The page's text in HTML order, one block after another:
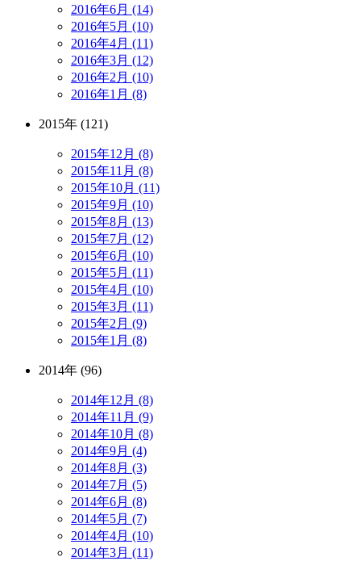
2016年6月 (14)
2016年5月 (10)
2016年4月 (11)
2016年3月 (12)
2016年2月 (10)
2016年1月 (8)
2015年 (121)
2015年12月 (8)
2015年11月 (8)
2015年10月 (11)
2015年9月 (10)
2015年8月 (13)
2015年7月 (12)
2015年6月 (10)
2015年5月 (11)
2015年4月 (10)
2015年3月 (11)
2015年2月 (9)
2015年1月 (8)
2014年 (96)
2014年12月 (8)
2014年11月 (9)
2014年10月 (8)
2014年9月 (4)
2014年8月 (3)
2014年7月 (5)
2014年6月 (8)
2014年5月 (7)
2014年4月 (10)
2014年3月 (11)